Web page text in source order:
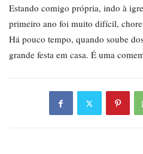
Estando comigo própria, indo à
primeiro ano foi muito difícil,
Há pouco tempo, quando soube
grande festa em casa. É uma